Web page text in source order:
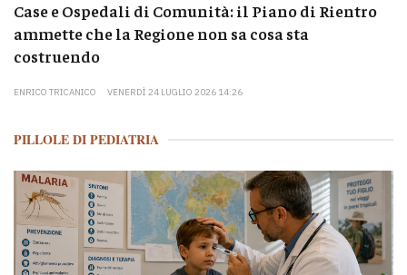
Case e Ospedali di Comunità: il Piano di Rientro
ammette che la Regione non sa cosa sta
costruendo
ENRICO TRICANICO VENERDÌ 24 LUGLIO 2026 14:26
PILLOLE DI PEDIATRIA